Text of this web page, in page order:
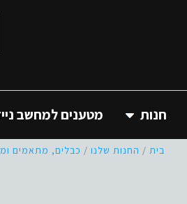
חנות מטענים למחשב
בית/ החנות שלנו/ כבלים, מתאמים